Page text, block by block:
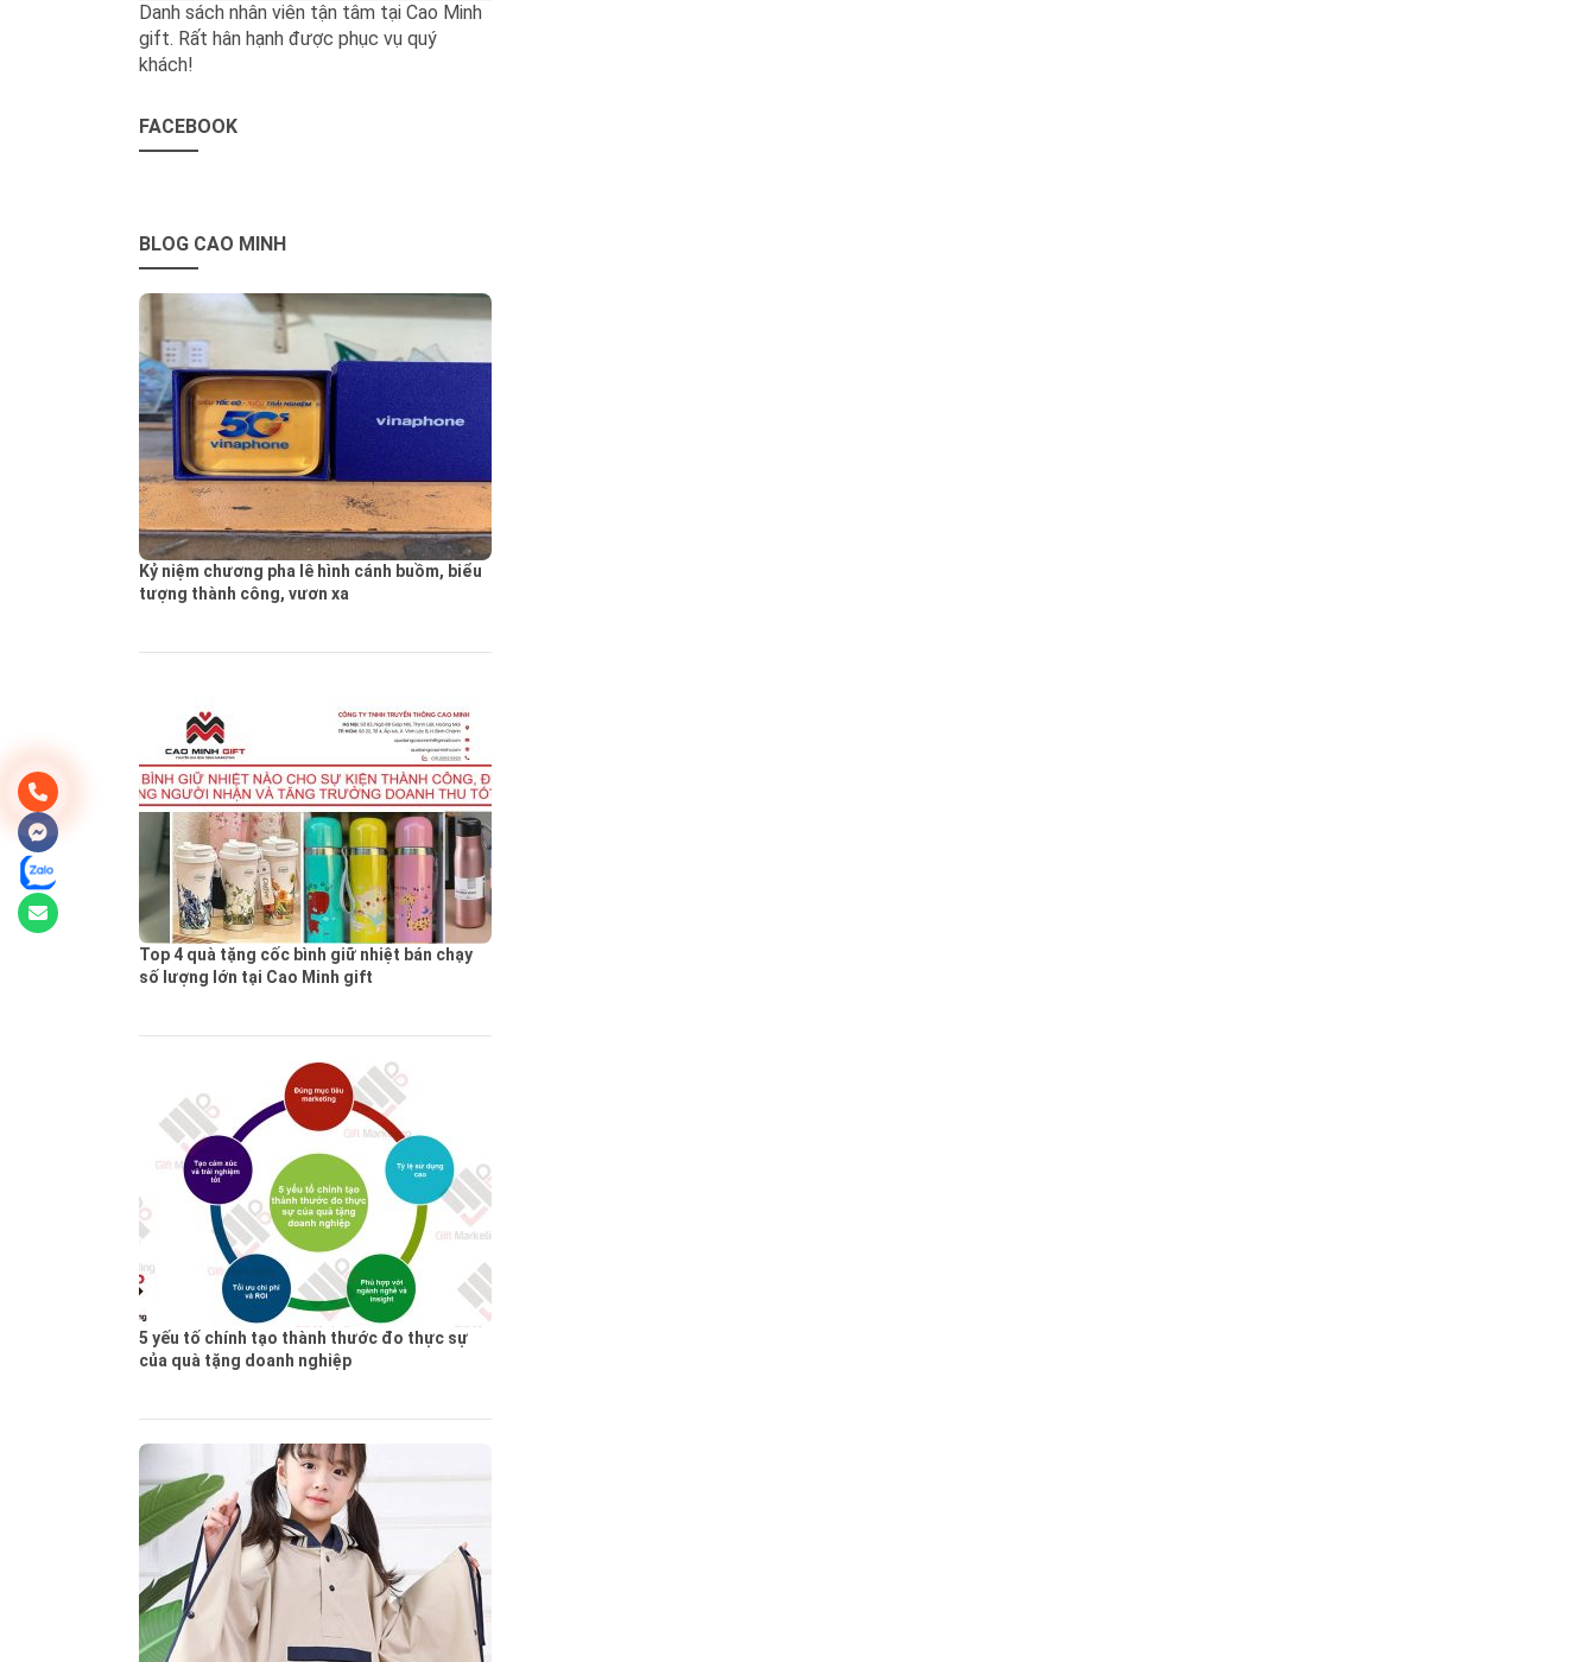
Danh sách nhân viên tận tâm tại Cao Minh
gift. Rất hân hạnh được phục vụ quý
khách!
FACEBOOK
BLOG CAO MINH
Kỷ niệm chương pha lê hình cánh buồm, biểu
tượng thành công, vươn xa
Top 4 quà tặng cốc bình giữ nhiệt bán chạy
số lượng lớn tại Cao Minh gift
5 yếu tố chính tạo thành thước đo thực sự
của quà tặng doanh nghiệp